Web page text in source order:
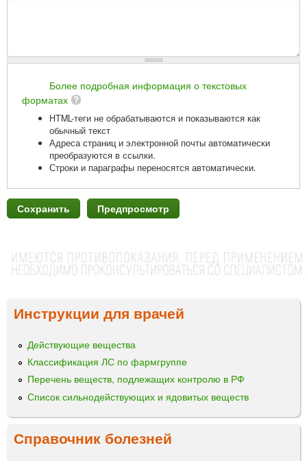
Более подробная информация о текстовых
форматах
HTML-теги не обрабатываются и показываются как
обычный текст
Адреса страниц и электронной почты автоматически
преобразуются в ссылки.
Строки и параграфы переносятся автоматически.
Инструкции для врачей
Действующие вещества
Классификация ЛС по фармгруппе
Перечень веществ, подлежащих контролю в РФ
Список сильнодействующих и ядовитых веществ
Справочник болезней